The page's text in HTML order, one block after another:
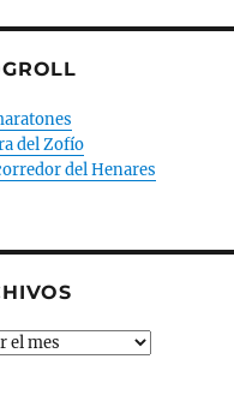
del Zofío
del Henares